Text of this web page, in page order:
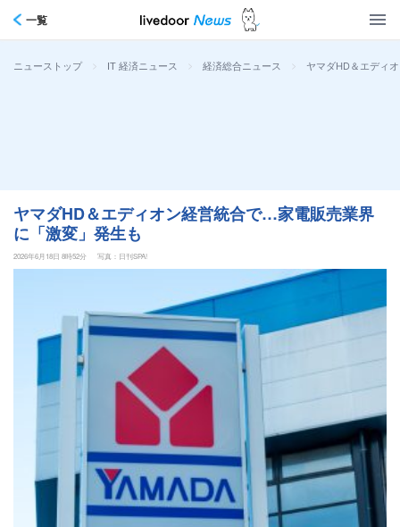
一覧
ニューストップ > IT 経済ニュース > 経済総合ニュース > ヤマダHD＆エディ
ヤマダHD＆エディオン経営統合で…家電販売業界
に「激変」発生も
2026年6月18日 8時52分 写真：日刊SPA!